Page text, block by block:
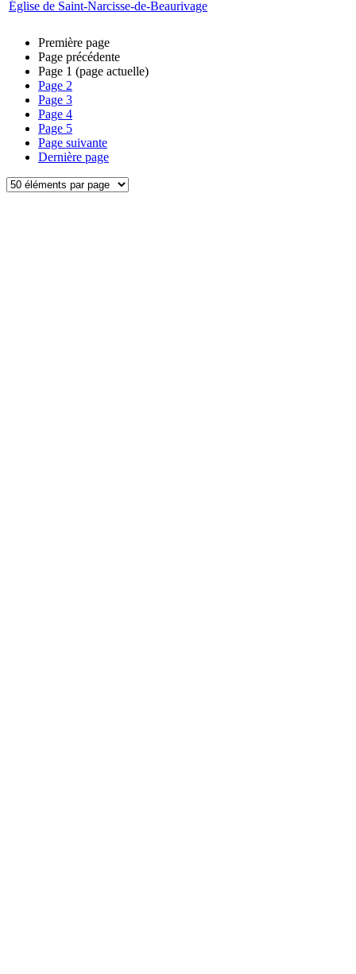
Église de Saint-Narcisse-de-Beaurivage
Première page
Page précédente
Page 1 (page actuelle)
Page 2
Page 3
Page 4
Page 5
Page suivante
Dernière page